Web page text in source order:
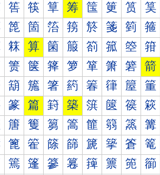
筶 筷 筸 筹 筺 筻 筼 筽
箆 箇 箈 箉 箊 箋 箌 箍
箖 算 箘 箙 箚 箛 箜 箝
箦 箧 箨 箩 箪 箫 箬 箭
箶 箷 箸 箹 箺 箻 箼 箽
篆 篇 篈 築 篊 篋 篌 篍
篖 篗 篘 篙 篚 篛 篜 篝
篦 篧 篨 篩 篪 篫 篬 篭
篶 篷 篸 篹 篺 篻 篼 篽